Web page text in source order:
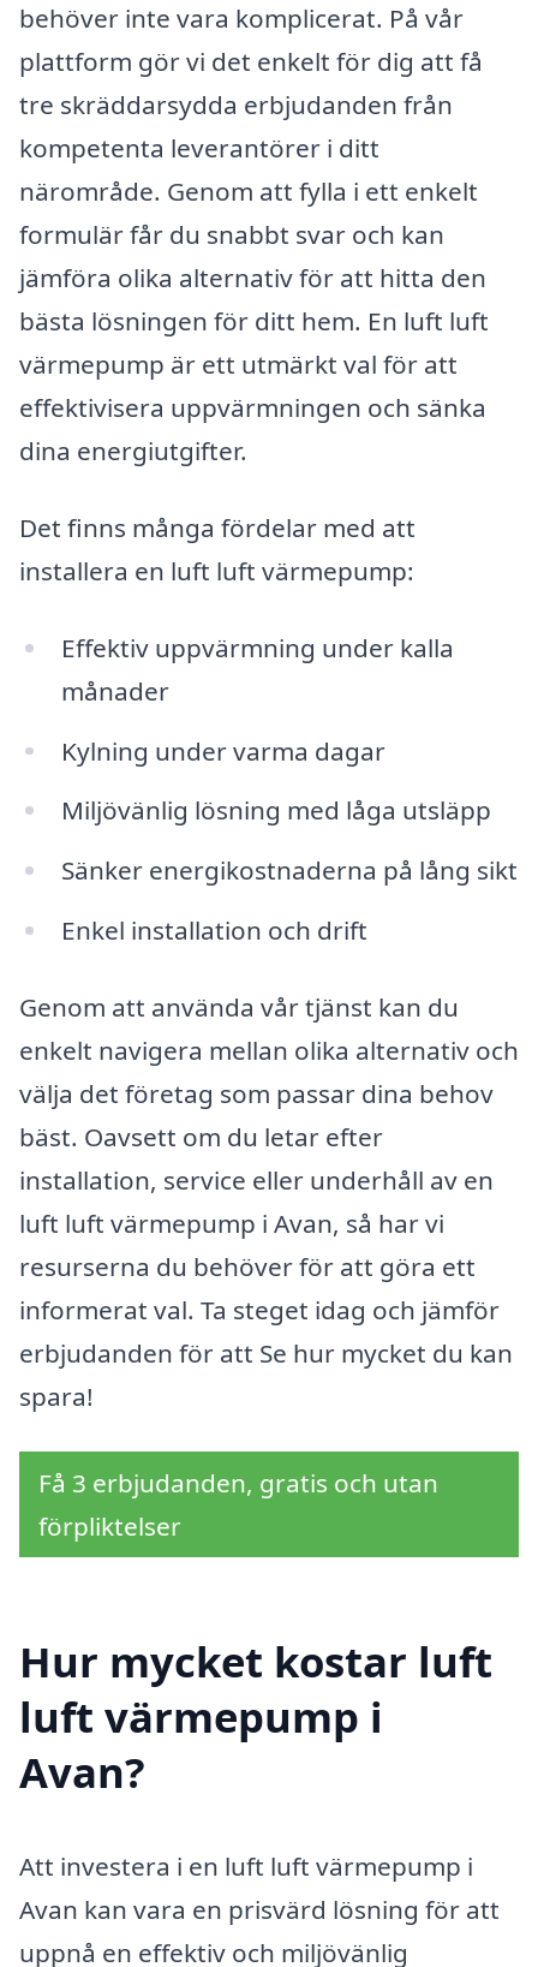
behöver inte vara komplicerat. På vår
plattform gör vi det enkelt för dig att få
tre skräddarsydda erbjudanden från
kompetenta leverantörer i ditt
närområde. Genom att fylla i ett enkelt
formulär får du snabbt svar och kan
jämföra olika alternativ för att hitta den
bästa lösningen för ditt hem. En luft luft
värmepump är ett utmärkt val för att
effektivisera uppvärmningen och sänka
dina energiutgifter.
Det finns många fördelar med att
installera en luft luft värmepump:
Effektiv uppvärmning under kalla
månader
Kylning under varma dagar
Miljövänlig lösning med låga utsläpp
Sänker energikostnaderna på lång sikt
Enkel installation och drift
Genom att använda vår tjänst kan du
enkelt navigera mellan olika alternativ och
välja det företag som passar dina behov
bäst. Oavsett om du letar efter
installation, service eller underhåll av en
luft luft värmepump i Avan, så har vi
resurserna du behöver för att göra ett
informerat val. Ta steget idag och jämför
erbjudanden för att Se hur mycket du kan
spara!
Få 3 erbjudanden, gratis och utan
förpliktelser
Hur mycket kostar luft
luft värmepump i
Avan?
Att investera i en luft luft värmepump i
Avan kan vara en prisvärd lösning för att
uppnå en effektiv och miljövänlig